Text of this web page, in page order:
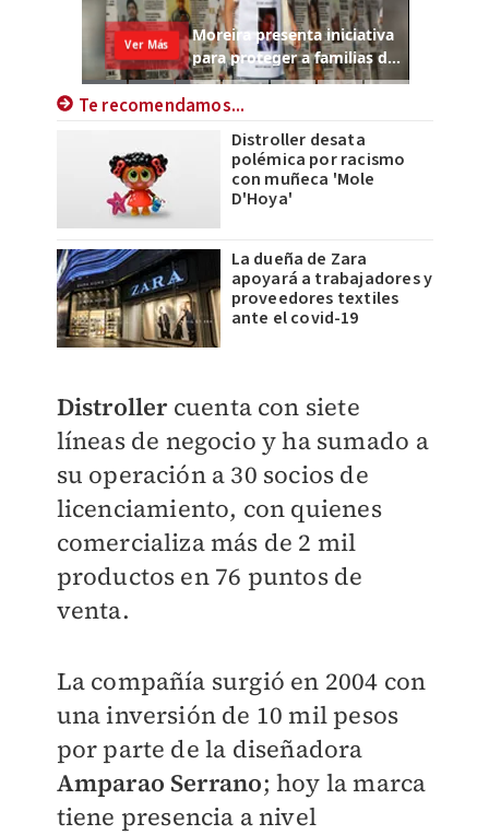
Te recomendamos...
Distroller desata
polémica por racismo
con muñeca 'Mole
D'Hoya'
La dueña de Zara
apoyará a trabajadores y
proveedores textiles
ante el covid-19
Distrollercuenta con siete
líneas de negocio y ha sumado a
su operación a 30 socios de
licenciamiento, con quienes
comercializa más de 2 mil
productos en 76 puntos de
venta.
La compañía surgió en 2004 con
una inversión de 10 mil pesos
por parte de la diseñadora
Amparao Serrano; hoy la marca
tiene presencia a nivel